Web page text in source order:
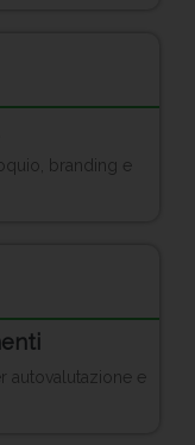
branding e
autovalutazione e